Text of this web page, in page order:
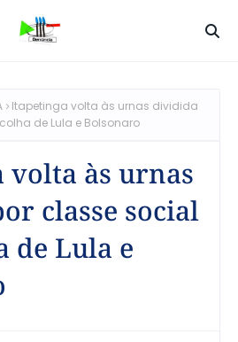
Itapetinga volta às urnas dividida
de Lula e Bolsonaro
volta às urnas
classe social
de Lula e